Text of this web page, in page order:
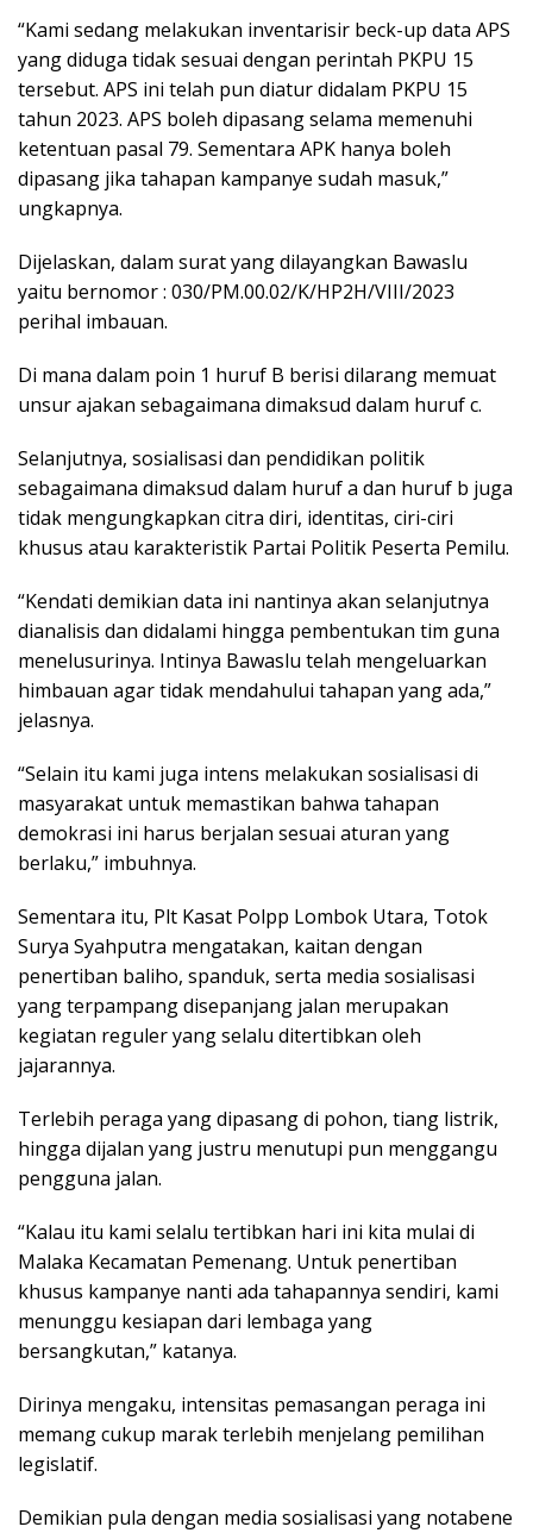
“Kami sedang melakukan inventarisir beck-up data APS
yang diduga tidak sesuai dengan perintah PKPU 15
tersebut. APS ini telah pun diatur didalam PKPU 15
tahun 2023. APS boleh dipasang selama memenuhi
ketentuan pasal 79. Sementara APK hanya boleh
dipasang jika tahapan kampanye sudah masuk,”
ungkapnya.
Dijelaskan, dalam surat yang dilayangkan Bawaslu
yaitu bernomor : 030/PM.00.02/K/HP2H/VIII/2023
perihal imbauan.
Di mana dalam poin 1 huruf B berisi dilarang memuat
unsur ajakan sebagaimana dimaksud dalam huruf c.
Selanjutnya, sosialisasi dan pendidikan politik
sebagaimana dimaksud dalam huruf a dan huruf b juga
tidak mengungkapkan citra diri, identitas, ciri-ciri
khusus atau karakteristik Partai Politik Peserta Pemilu.
“Kendati demikian data ini nantinya akan selanjutnya
dianalisis dan didalami hingga pembentukan tim guna
menelusurinya. Intinya Bawaslu telah mengeluarkan
himbauan agar tidak mendahului tahapan yang ada,”
jelasnya.
“Selain itu kami juga intens melakukan sosialisasi di
masyarakat untuk memastikan bahwa tahapan
demokrasi ini harus berjalan sesuai aturan yang
berlaku,” imbuhnya.
Sementara itu, Plt Kasat Polpp Lombok Utara, Totok
Surya Syahputra mengatakan, kaitan dengan
penertiban baliho, spanduk, serta media sosialisasi
yang terpampang disepanjang jalan merupakan
kegiatan reguler yang selalu ditertibkan oleh
jajarannya.
Terlebih peraga yang dipasang di pohon, tiang listrik,
hingga dijalan yang justru menutupi pun menggangu
pengguna jalan.
“Kalau itu kami selalu tertibkan hari ini kita mulai di
Malaka Kecamatan Pemenang. Untuk penertiban
khusus kampanye nanti ada tahapannya sendiri, kami
menunggu kesiapan dari lembaga yang
bersangkutan,” katanya.
Dirinya mengaku, intensitas pemasangan peraga ini
memang cukup marak terlebih menjelang pemilihan
legislatif.
Demikian pula dengan media sosialisasi yang notabene